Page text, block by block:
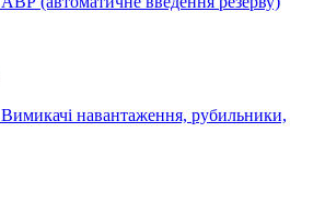
Вимикачі навантаження, рубильники,